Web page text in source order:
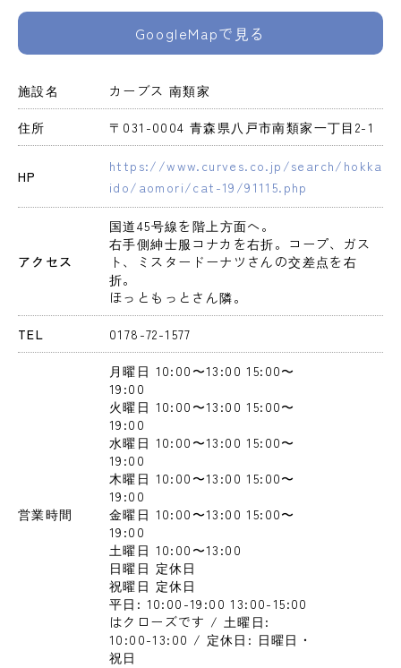
GoogleMapで見る
施設名 カーブス 南類家
住所 〒031-0004 青森県八戸市南類家一丁目2-1
HP
https://www.curves.co.jp/search/hokka
ido/aomori/cat-19/91115.php
アクセス
国道45号線を階上方面へ。
右手側紳士服コナカを右折。コープ、ガス
ト、ミスタードーナツさんの交差点を右
折。
ほっともっとさん隣。
TEL 0178-72-1577
営業時間
月曜日 10:00〜13:00 15:00〜
19:00
火曜日 10:00〜13:00 15:00〜
19:00
水曜日 10:00〜13:00 15:00〜
19:00
木曜日 10:00〜13:00 15:00〜
19:00
金曜日 10:00〜13:00 15:00〜
19:00
土曜日 10:00〜13:00
日曜日 定休日
祝曜日 定休日
平日: 10:00-19:00 13:00-15:00
はクローズです / 土曜日:
10:00-13:00 / 定休日: 日曜日・
祝日